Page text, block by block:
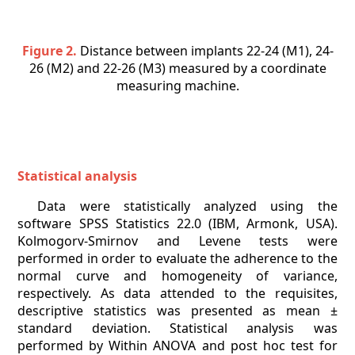
Figure 2. Distance between implants 22-24 (M1), 24-
26 (M2) and 22-26 (M3) measured by a coordinate
measuring machine.
Statistical analysis
Data were statistically analyzed using the
software SPSS Statistics 22.0 (IBM, Armonk, USA).
Kolmogorv-Smirnov and Levene tests were
performed in order to evaluate the adherence to the
normal curve and homogeneity of variance,
respectively. As data attended to the requisites,
descriptive statistics was presented as mean ±
standard deviation. Statistical analysis was
performed by Within ANOVA and post hoc test for